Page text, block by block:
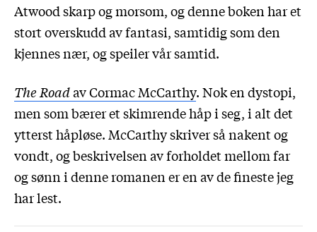
Atwood skarp og morsom, og denne boken har et
stort overskudd av fantasi, samtidig som den
kjennes nær, og speiler vår samtid.
The Roadav Cormac McCarthy. Nok en dystopi,
men som bærer et skimrende håp i seg, i alt det
ytterst håpløse. McCarthy skriver så nakent og
vondt, og beskrivelsen av forholdet mellom far
og sønn i denne romanen er en av de fineste jeg
har lest.